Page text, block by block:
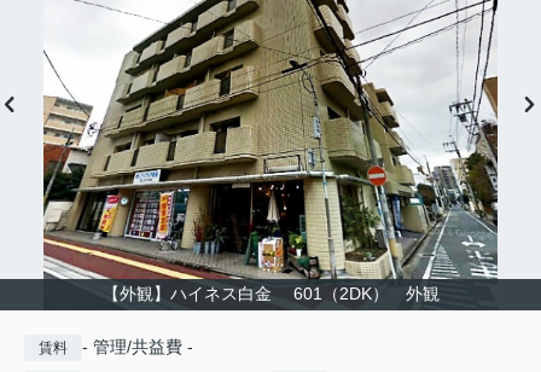
【外観】ハイネス白金 601（2DK） 外観
賃料 - 管理/共益費 -